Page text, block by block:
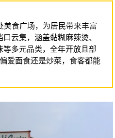
美食广场，为居民带来丰富
云集，涵盖黏糊麻辣烫、
多元品类，全年开放且部
爱面食还是炒菜，食客都能